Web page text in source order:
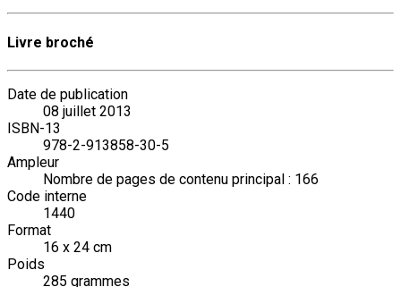
Livre broché
Date de publication
08 juillet 2013
ISBN-13
978-2-913858-30-5
Ampleur
Nombre de pages de contenu principal : 166
Code interne
1440
Format
16 x 24 cm
Poids
285 grammes